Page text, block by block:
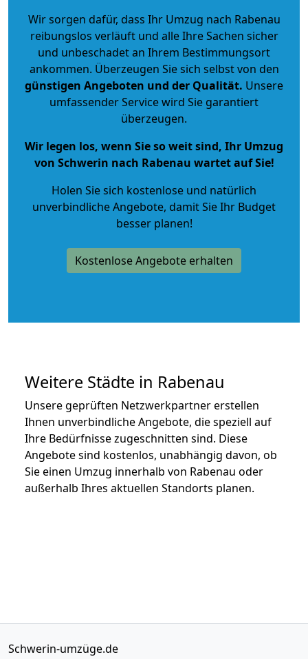
Wir sorgen dafür, dass Ihr Umzug nach Rabenau
reibungslos verläuft und alle Ihre Sachen sicher
und unbeschadet an Ihrem Bestimmungsort
ankommen. Überzeugen Sie sich selbst von den
günstigen Angeboten und der Qualität. Unsere
umfassender Service wird Sie garantiert
überzeugen.
Wir legen los, wenn Sie so weit sind, Ihr Umzug
von Schwerin nach Rabenau wartet auf Sie!
Holen Sie sich kostenlose und natürlich
unverbindliche Angebote, damit Sie Ihr Budget
besser planen!
Kostenlose Angebote erhalten
Weitere Städte in Rabenau
Unsere geprüften Netzwerkpartner erstellen
Ihnen unverbindliche Angebote, die speziell auf
Ihre Bedürfnisse zugeschnitten sind. Diese
Angebote sind kostenlos, unabhängig davon, ob
Sie einen Umzug innerhalb von Rabenau oder
außerhalb Ihres aktuellen Standorts planen.
Schwerin-umzüge.de